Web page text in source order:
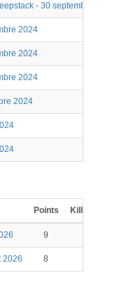
- 30 septembre 2024
2024
2024
2024
2024
Points Kill
9
2026 8